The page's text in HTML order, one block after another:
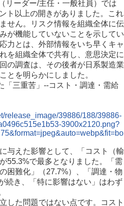
リーダー/主任・一般社員）では
ト以上の開きがありました。これ
せん。リスク情報を組織全体に伝
が機能していないことを示してい
力とは、外部情報をいち早くキャ
を組織全体で共有し、意思決定に
の調査は、その後者が日系製造業
とを明らかにしました。
「三重苦」--コスト・調達・需給
release_image/39886/188/39886-
3900x2120.png?
与えた影響として、「コスト（輸
55.3%で最多となりました。「需
困難化」（27.7%）、「調達・物
続き、「特に影響はない」はわず
した問題ではない点です。コスト